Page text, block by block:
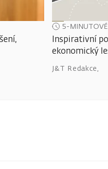
5-
Inspirativní
ekonomický
J&T Redakce,